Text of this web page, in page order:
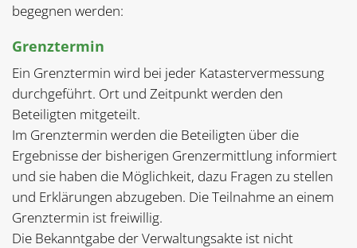
begegnen werden:
Grenztermin
Ein Grenztermin wird bei jeder Katastervermessung
durchgeführt. Ort und Zeitpunkt werden den
Beteiligten mitgeteilt.
Im Grenztermin werden die Beteiligten über die
Ergebnisse der bisherigen Grenzermittlung informiert
und sie haben die Möglichkeit, dazu Fragen zu stellen
und Erklärungen abzugeben. Die Teilnahme an einem
Grenztermin ist freiwillig.
Die Bekanntgabe der Verwaltungsakte ist nicht